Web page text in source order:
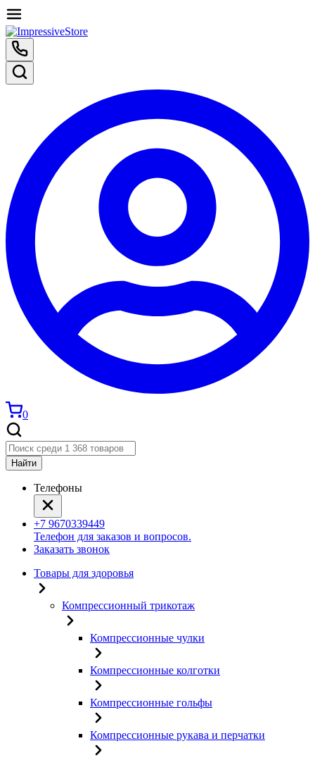
0
Найти
Телефоны
+7 9670339449
Телефон для заказов и вопросов.
Заказать звонок
Товары для здоровья
Компрессионный трикотаж
Компрессионные чулки
Компрессионные колготки
Компрессионные гольфы
Компрессионные рукава и перчатки